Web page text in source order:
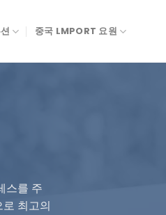
중국 LMPORT 요원
스를 주
최고의